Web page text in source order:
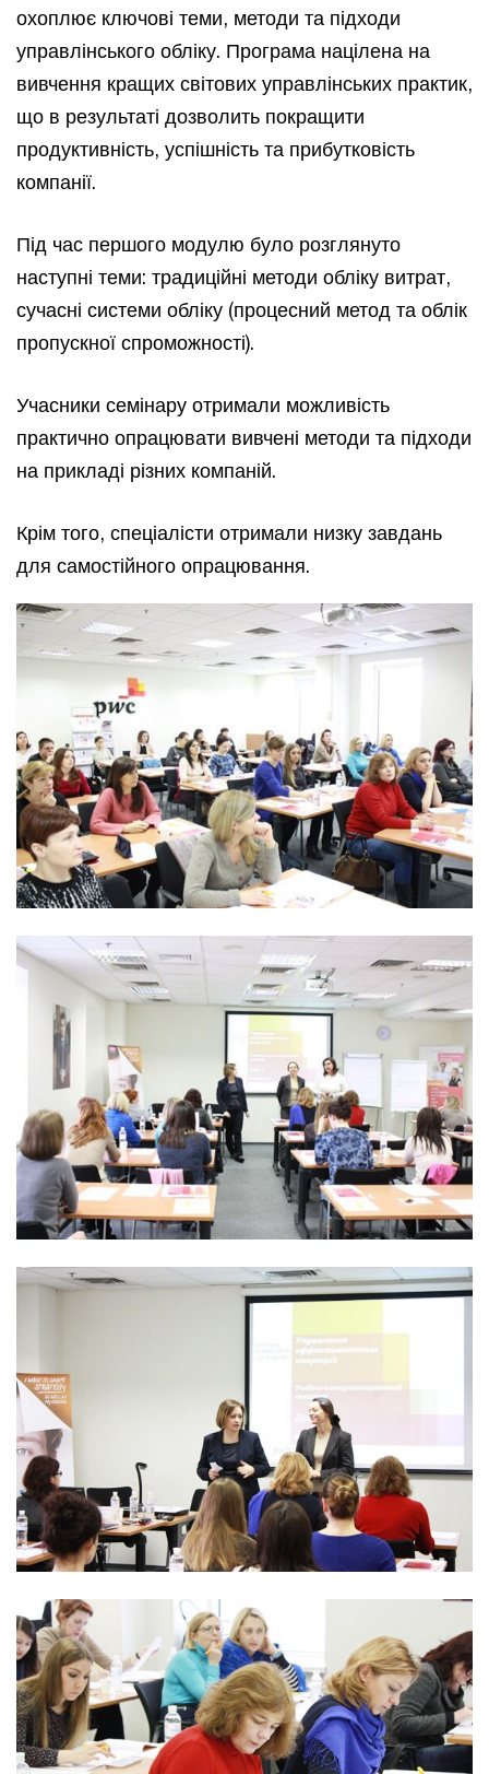
охоплює ключові теми, методи та підходи
управлінського обліку. Програма націлена на
вивчення кращих світових управлінських практик,
що в результаті дозволить покращити
продуктивність, успішність та прибутковість
компанії.
Під час першого модулю було розглянуто
наступні теми: традиційні методи обліку витрат,
сучасні системи обліку (процесний метод та облік
пропускної спроможності).
Учасники семінару отримали можливість
практично опрацювати вивчені методи та підходи
на прикладі різних компаній.
Крім того, спеціалісти отримали низку завдань
для самостійного опрацювання.